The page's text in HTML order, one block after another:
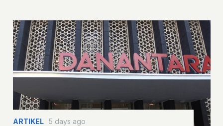
ARTIKEL 5 days ago